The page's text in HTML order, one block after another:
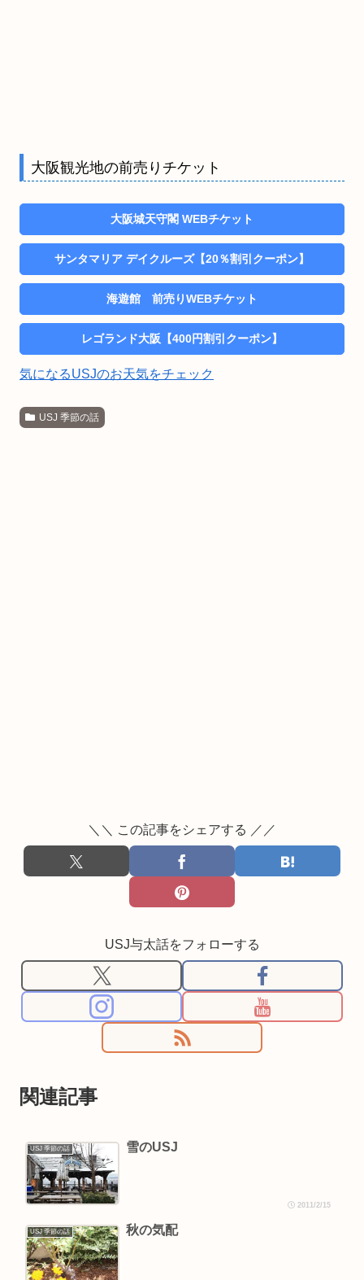
大阪観光地の前売りチケット
大阪城天守閣 WEBチケット
サンタマリア デイクルーズ【20％割引クーポン】
海遊館 前売りWEBチケット
レゴランド大阪【400円割引クーポン】
気になるUSJのお天気をチェック
USJ 季節の話
＼＼ この記事をシェアする ／／
USJ与太話をフォローする
関連記事
USJ 季節の話 雪のUSJ
2011/2/15
USJ 季節の話 秋の気配